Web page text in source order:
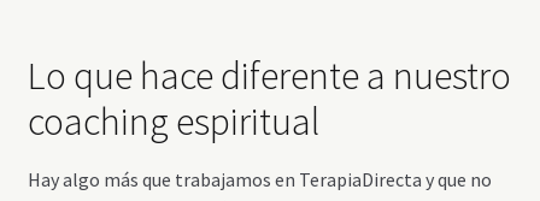
Lo que hace diferente a nuestro
coaching espiritual
Hay algo más que trabajamos en TerapiaDirecta y que no